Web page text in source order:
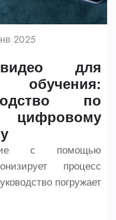
2025
для
обучения:
по
с помощью
процесс
погружает